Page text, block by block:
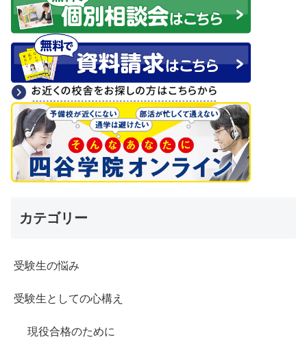
カテゴリー
受験生の悩み
受験生としての心構え
現役合格のために